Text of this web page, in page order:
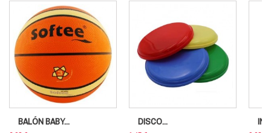
BALÓN BABY... DISCO...